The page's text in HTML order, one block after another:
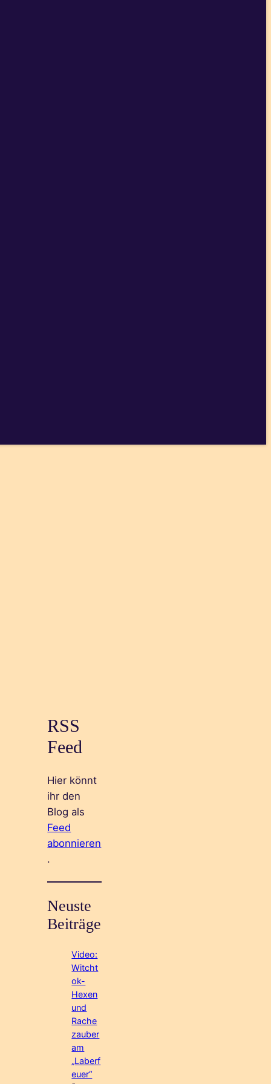
RSS
Feed
Hier könnt
ihr den
Blog als
Feed
abonnieren
.
Neuste
Beiträge
Video:
Witcht
ok-
Hexen
und
Rache
zauber
am
„Laberf
euer“